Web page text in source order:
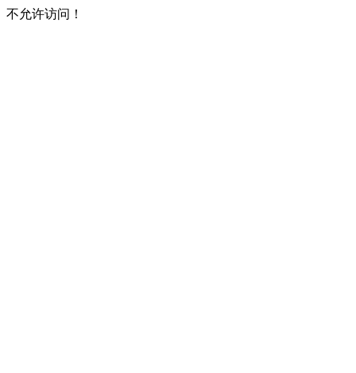
不允许访问！